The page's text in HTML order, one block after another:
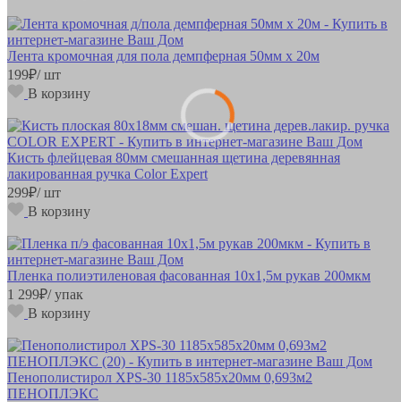
Лента кромочная для пола демпферная 50мм х 20м
199₽/ шт
В корзину
Кисть флейцевая 80мм смешанная щетина деревянная
лакированная ручка Color Expert
299₽/ шт
В корзину
Пленка полиэтиленовая фасованная 10х1,5м рукав 200мкм
1 299₽/ упак
В корзину
Пенополистирол XPS-30 1185х585х20мм 0,693м2
ПЕНОПЛЭКС